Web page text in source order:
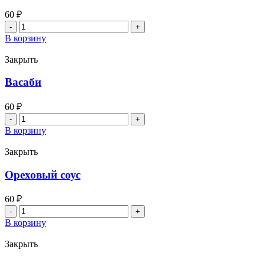
60 ₽
Количество
товара
Имбирь
В корзину
Закрыть
Васаби
60 ₽
Количество
товара
Васаби
В корзину
Закрыть
Ореховый соус
60 ₽
Количество
товара
Ореховый
соус
В корзину
Закрыть